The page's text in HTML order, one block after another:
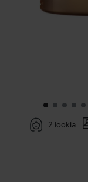
2 lookia